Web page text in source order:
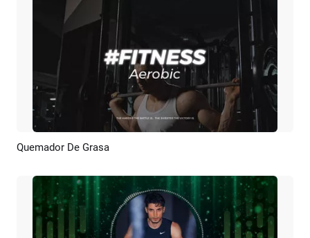
Previsualizar
Quemador De Grasa